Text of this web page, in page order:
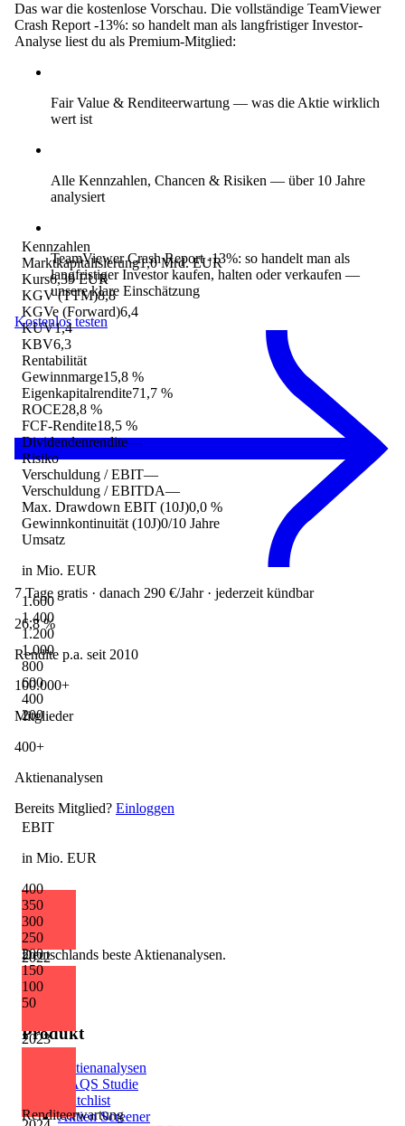
Kennzahlen
Marktkapitalisierung1,0 Mrd. EUR
Kurs6,39 EUR
KGV (TTM)8,8
KGVe (Forward)6,4
KUV1,4
KBV6,3
Rentabilität
Gewinnmarge15,8 %
Eigenkapitalrendite71,7 %
ROCE28,8 %
FCF-Rendite18,5 %
Dividendenrendite—
Risiko
Verschuldung / EBIT—
Verschuldung / EBITDA—
Max. Drawdown EBIT (10J)0,0 %
Gewinnkontinuität (10J)0/10 Jahre
Umsatz
in Mio. EUR
1.600
1.400
1.200
1.000
800
600
400
200
2022
2023
EBIT
in Mio. EUR
400
350
300
250
200
150
100
50
Renditeerwartung
Das war die kostenlose Vorschau. Die vollständige TeamViewer
Crash Report -13%: so handelt man als langfristiger Investor-
Analyse liest du als Premium-Mitglied:
Fair Value & Renditeerwartung — was die Aktie wirklich
wert ist
Alle Kennzahlen, Chancen & Risiken — über 10 Jahre
analysiert
TeamViewer Crash Report -13%: so handelt man als
langfristiger Investor kaufen, halten oder verkaufen —
unsere klare Einschätzung
Kostenlos testen
7 Tage gratis · danach 290 €/Jahr · jederzeit kündbar
26,8 %
Rendite p.a. seit 2010
100.000+
Mitglieder
400+
Aktienanalysen
Bereits Mitglied? Einloggen
Deutschlands beste Aktienanalysen.
Produkt
Aktienanalysen
AAQS Studie
Watchlist
Aktien Screener